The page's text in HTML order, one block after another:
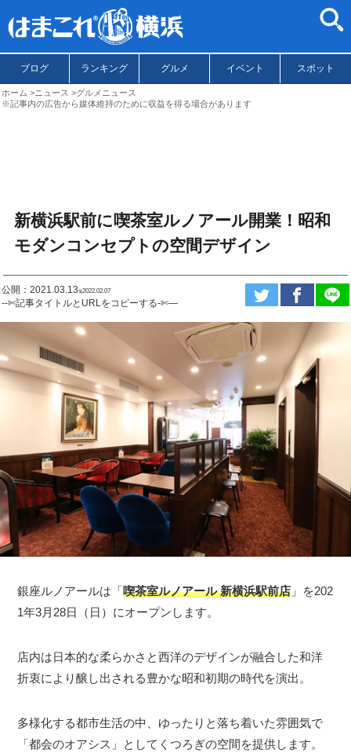
ブログ ランキング グルメ イベント スポット
ホーム ニュース
グルメニュース
※記事内の広告から媒体維持のために収益を得る場合があります
新横浜駅前に喫茶室ルノアール開業！昭和
モダンコンセプトの空間デザイン
公開：2021.03.13ಇ2022.02.07
--✄記事タイトルとURLをコピーする-✄—
銀座ルノアールは「喫茶室ルノアール 新横浜駅前店 」を202
1年3月28日（日）にオープンします。
店内は日本的な柔らかさと西洋のデザインが融合した和洋
折衷により醸し出される豊かな昭和初期の時代を演出。
多様化する都市生活の中、ゆったりと落ち着いた雰囲気で
「都会のオアシス」としてくつろぎの空間を提供します。